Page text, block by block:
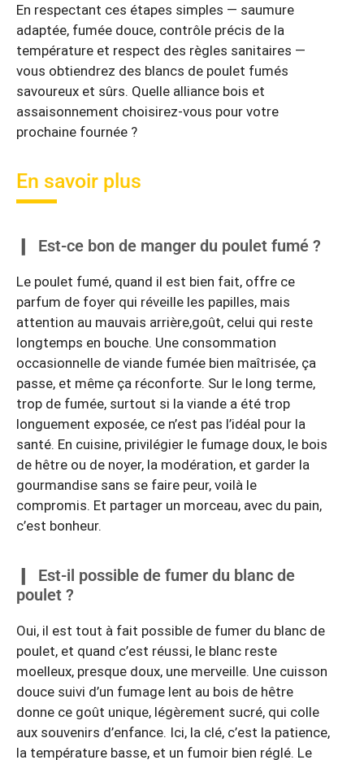
En respectant ces étapes simples — saumure
adaptée, fumée douce, contrôle précis de la
température et respect des règles sanitaires —
vous obtiendrez des blancs de poulet fumés
savoureux et sûrs. Quelle alliance bois et
assaisonnement choisirez-vous pour votre
prochaine fournée ?
En savoir plus
Est-ce bon de manger du poulet fumé ?
Le poulet fumé, quand il est bien fait, offre ce
parfum de foyer qui réveille les papilles, mais
attention au mauvais arrière,goût, celui qui reste
longtemps en bouche. Une consommation
occasionnelle de viande fumée bien maîtrisée, ça
passe, et même ça réconforte. Sur le long terme,
trop de fumée, surtout si la viande a été trop
longuement exposée, ce n’est pas l’idéal pour la
santé. En cuisine, privilégier le fumage doux, le bois
de hêtre ou de noyer, la modération, et garder la
gourmandise sans se faire peur, voilà le
compromis. Et partager un morceau, avec du pain,
c’est bonheur.
Est-il possible de fumer du blanc de
poulet ?
Oui, il est tout à fait possible de fumer du blanc de
poulet, et quand c’est réussi, le blanc reste
moelleux, presque doux, une merveille. Une cuisson
douce suivi d’un fumage lent au bois de hêtre
donne ce goût unique, légèrement sucré, qui colle
aux souvenirs d’enfance. Ici, la clé, c’est la patience,
la température basse, et un fumoir bien réglé. Le